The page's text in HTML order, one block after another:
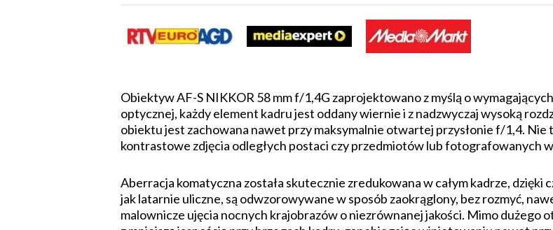
Obiektyw AF-S NIKKOR 58 mm f/1,4G zaprojektowano z myślą o
optycznej, każdy element kadru jest oddany wiernie i z nadzwyczaj wysoką
obiektu jest zachowana nawet przy maksymalnie otwartej przysłonie f/1,4. Nie
kontrastowe zdjęcia odległych postaci czy przedmiotów lub fotografowanych
Aberracja komatyczna została skutecznie zredukowana w całym kadrze, dzięki
jak latarnie uliczne, są odwzorowywane w sposób zaokrąglony, bez rozmyć,
malownicze ujęcia nocnych krajobrazów o niezrównanej jakości. Mimo dużego